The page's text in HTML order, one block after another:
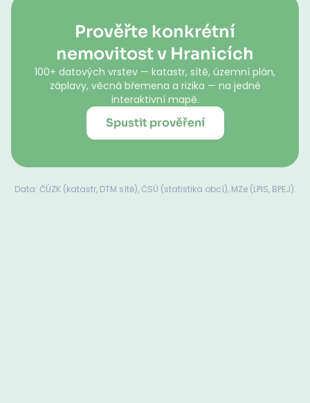
Prověřte konkrétní
nemovitost v Hranicích
100+ datových vrstev — katastr, sítě, územní plán,
záplavy, věcná břemena a rizika — na jedné
interaktivní mapě.
Spustit prověření
Data: ČÚZK (katastr, DTM sítě), ČSÚ (statistika obcí), MZe (LPIS, BPEJ).